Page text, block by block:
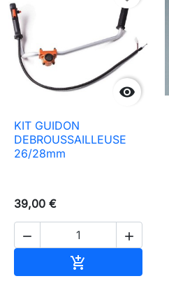

KIT GUIDON
DEBROUSSAILLEUSE
26/28mm
39,00 €
 
